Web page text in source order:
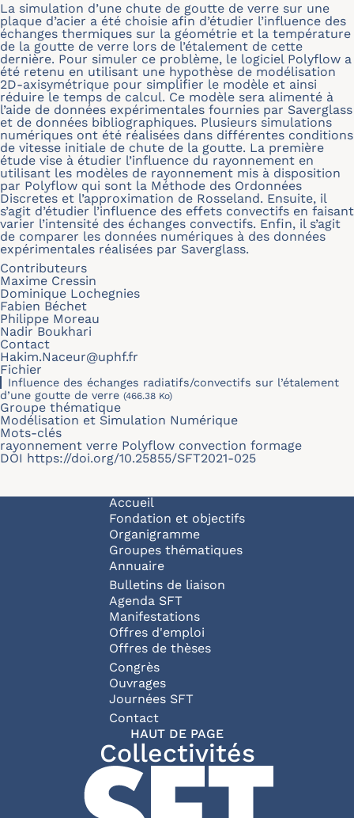
La simulation d’une chute de goutte de verre sur une
plaque d’acier a été choisie afin d’étudier l’influence des
échanges thermiques sur la géométrie et la température
de la goutte de verre lors de l’étalement de cette
dernière. Pour simuler ce problème, le logiciel Polyflow a
été retenu en utilisant une hypothèse de modélisation
2D-axisymétrique pour simplifier le modèle et ainsi
réduire le temps de calcul. Ce modèle sera alimenté à
l’aide de données expérimentales fournies par Saverglass
et de données bibliographiques. Plusieurs simulations
numériques ont été réalisées dans différentes conditions
de vitesse initiale de chute de la goutte. La première
étude vise à étudier l’influence du rayonnement en
utilisant les modèles de rayonnement mis à disposition
par Polyflow qui sont la Méthode des Ordonnées
Discretes et l’approximation de Rosseland. Ensuite, il
s’agit d’étudier l’influence des effets convectifs en faisant
varier l’intensité des échanges convectifs. Enfin, il s’agit
de comparer les données numériques à des données
expérimentales réalisées par Saverglass.
Contributeurs
Maxime Cressin
Dominique Lochegnies
Fabien Béchet
Philippe Moreau
Nadir Boukhari
Contact
Hakim.Naceur@uphf.fr
Fichier
Influence des échanges radiatifs/convectifs sur l’étalement
d’une goutte de verre (466.38 Ko)
Groupe thématique
Modélisation et Simulation Numérique
Mots-clés
rayonnement verre Polyflow convection formage
DOI https://doi.org/10.25855/SFT2021-025
Navigation principale
Accueil
Fondation et objectifs
Organigramme
Groupes thématiques
Annuaire
Bulletins de liaison
Agenda SFT
Manifestations
Offres d'emploi
Offres de thèses
Congrès
Ouvrages
Journées SFT
Pied de page
Contact
HAUT DE PAGE
Collectivités